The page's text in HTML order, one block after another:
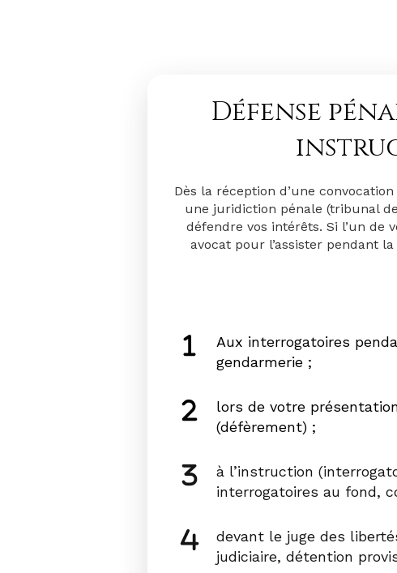
Défense
Dès la réception d’une
une juridiction pénale (tribunal
défendre vos intérêts. Si l’un de
avocat pour l’assister pendant
Aux interrogatoires
gendarmerie ;
lors de votre
(défèrement) ;
à l’instruction
interrogatoires au fond,
devant le juge des
judiciaire, détention